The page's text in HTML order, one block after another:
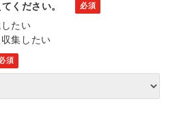
ください。
たい
集したい